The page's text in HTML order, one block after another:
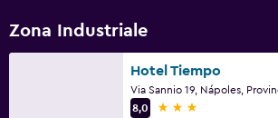
Zona Industriale
Hotel Tiempo
8,0
3 estrellas